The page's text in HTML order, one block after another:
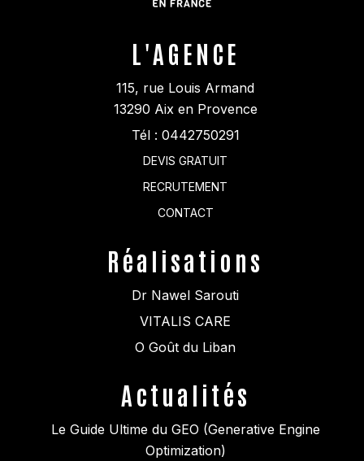
L'AGENCE
115, rue Louis Armand
13290 Aix en Provence
Tél : 0442750291
DEVIS GRATUIT
RECRUTEMENT
CONTACT
Réalisations
Dr Nawel Sarouti
VITALIS CARE
O Goût du Liban
Actualités
Le Guide Ultime du GEO (Generative Engine
Optimization)